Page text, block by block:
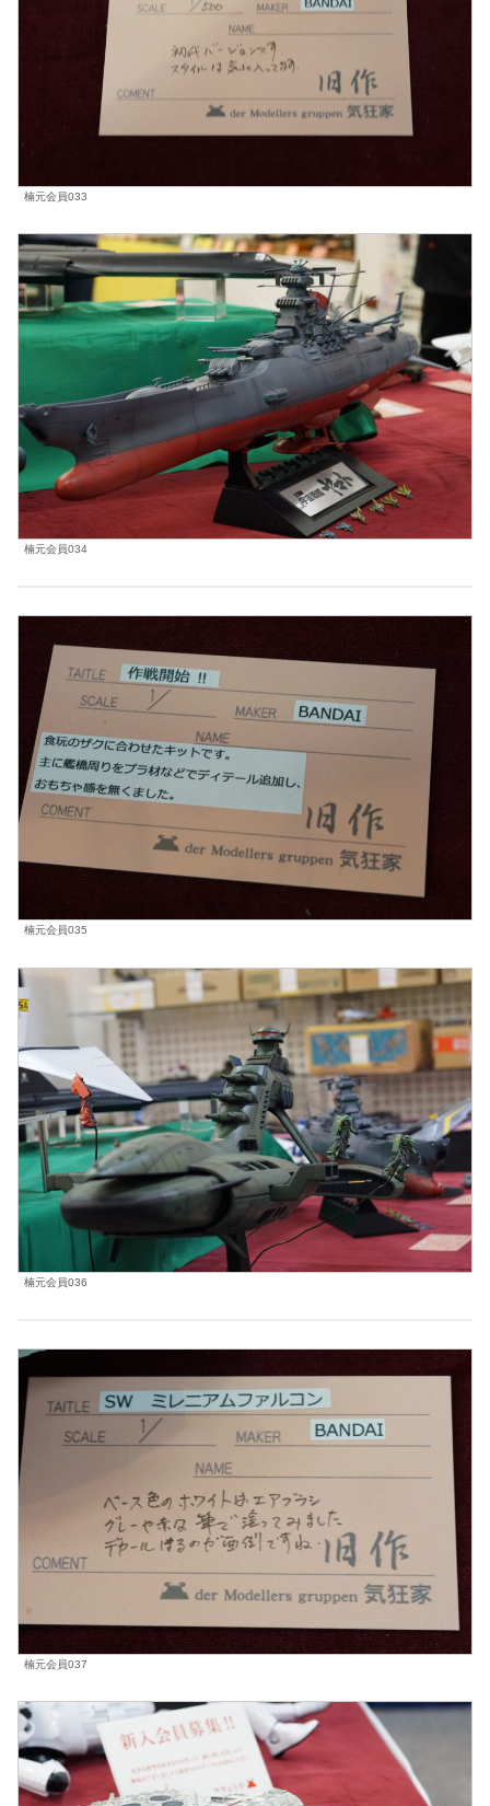
楠元会員033
楠元会員034
楠元会員035
楠元会員036
楠元会員037